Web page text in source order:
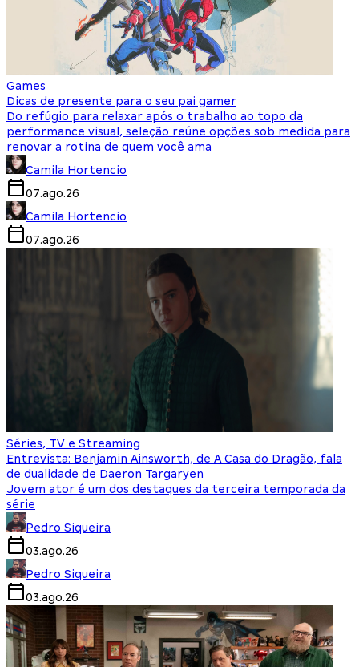
Games
Dicas de presente para o seu pai gamer
Do refúgio para relaxar após o trabalho ao topo da
performance visual, seleção reúne opções sob medida para
renovar a rotina de quem você ama
Camila Hortencio
07.ago.26
Camila Hortencio
07.ago.26
Séries, TV e Streaming
Entrevista: Benjamin Ainsworth, de A Casa do Dragão, fala
de dualidade de Daeron Targaryen
Jovem ator é um dos destaques da terceira temporada da
série
Pedro Siqueira
03.ago.26
Pedro Siqueira
03.ago.26